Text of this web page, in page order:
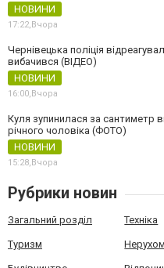
НОВИНИ
17:22, Вчора
Чернівецька поліція
вибачився (ВІДЕО)
НОВИНИ
16:00, Вчора
Куля зупинилася за сантиметр
річного чоловіка (ФОТО)
НОВИНИ
15:28, Вчора
Рубрики новин
Загальний розділ Техніка
Туризм